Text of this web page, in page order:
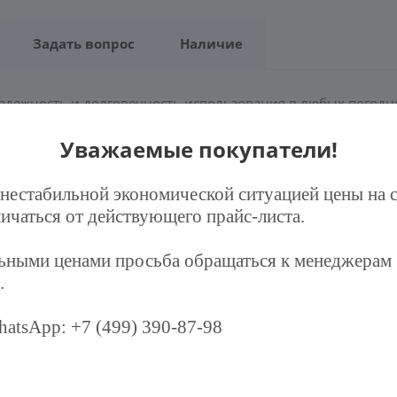
Задать вопрос Наличие
и долговечность использования в любых
и покрашен порошковой краской на полиэфирной основе.
и долговечность использования в любых
Уважаемые покупатели!
экономической ситуацией цены на
от действующего прайс-листа.
ценами просьба обращаться к менеджерам
+7 (499) 390-87-98